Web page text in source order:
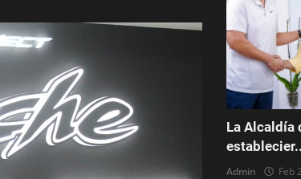
La Alcaldía
Admin Feb